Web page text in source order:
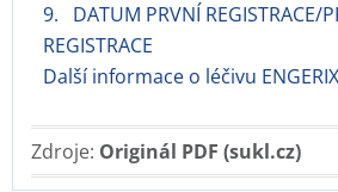
9. DATUM PRVNÍ REGISTRACE/
REGISTRACE
Další informace o léčivu
Zdroje: Originál PDF (sukl.cz)